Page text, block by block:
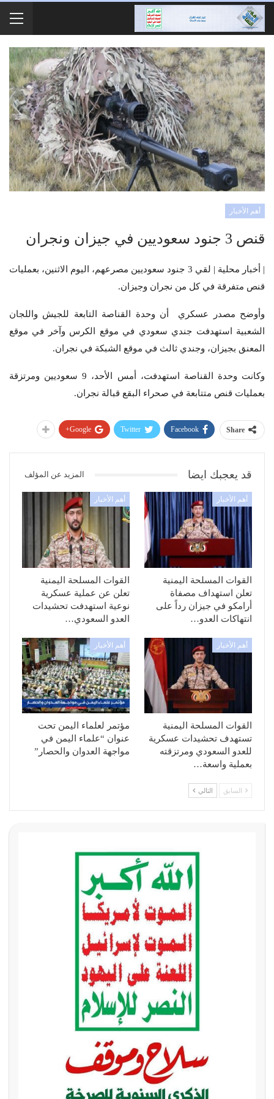
أهم الأخبار
قنص 3 جنود سعوديين في جيزان ونجران
| أخبار محلية | لقي 3 جنود سعوديين مصرعهم، اليوم الاثنين، بعمليات
قنص متفرقة في كل من نجران وجيزان.
وأوضح مصدر عسكري أن وحدة القناصة التابعة للجيش واللجان
الشعبية استهدفت جندي سعودي في موقع الكرس وآخر في موقع
المعنق بجيزان، وجندي ثالث في موقع الشبكة في نجران.
وكانت وحدة القناصة استهدفت، أمس الأحد، 9 سعوديين ومرتزقة
بعمليات قنص متتابعة في صحراء البقع قبالة نجران.
Share
Facebook
Twitter
Google+
قد يعجبك ايضا المزيد عن المؤلف
أهم الأخبار
القوات المسلحة اليمنية
تعلن استهداف مصفاة
أرامكو في جيزان رداً على
انتهاكات العدو…
أهم الأخبار
القوات المسلحة اليمنية
تعلن عن عملية عسكرية
نوعية استهدفت تحشيدات
العدو السعودي…
أهم الأخبار
القوات المسلحة اليمنية
تستهدف تحشيدات عسكرية
للعدو السعودي ومرتزقته
بعملية واسعة…
أهم الأخبار
مؤتمر لعلماء اليمن تحت
عنوان “علماء اليمن في
مواجهة العدوان والحصار”
السابق التالي